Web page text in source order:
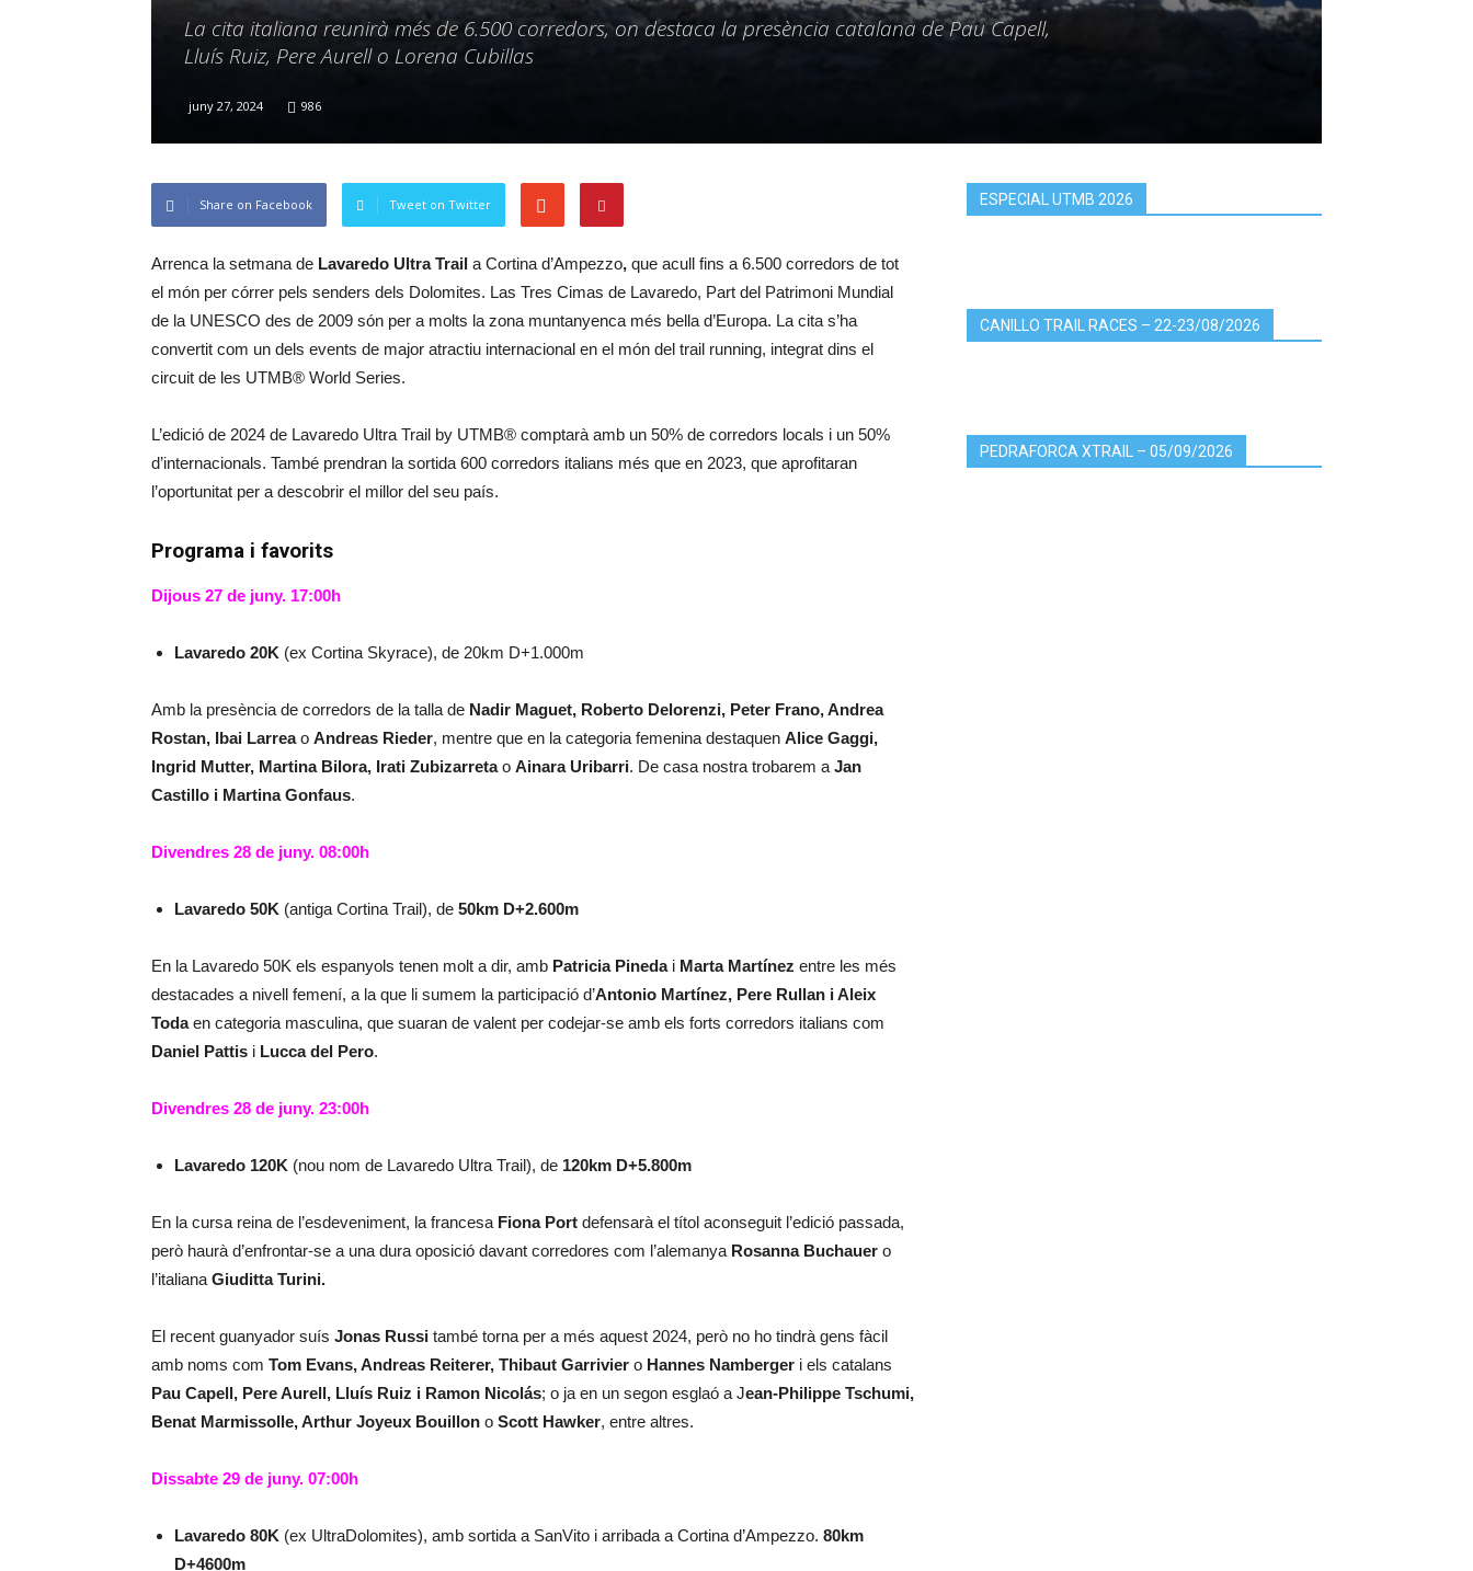
La cita italiana reunirà més de 6.500 corredors, on destaca la presència catalana de Pau Capell,
Lluís Ruiz, Pere Aurell o Lorena Cubillas
juny 27, 2024 986
Share on Facebook Tweet on Twitter
Arrenca la setmana de Lavaredo Ultra Trail a Cortina d’Ampezzo, que acull fins a 6.500 corredors de tot
el món per córrer pels senders dels Dolomites. Las Tres Cimas de Lavaredo, Part del Patrimoni Mundial
de la UNESCO des de 2009 són per a molts la zona muntanyenca més bella d’Europa. La cita s’ha
convertit com un dels events de major atractiu internacional en el món del trail running, integrat dins el
circuit de les UTMB® World Series.
L’edició de 2024 de Lavaredo Ultra Trail by UTMB® comptarà amb un 50% de corredors locals i un 50%
d’internacionals. També prendran la sortida 600 corredors italians més que en 2023, que aprofitaran
l’oportunitat per a descobrir el millor del seu país.
Programa i favorits
Dijous 27 de juny. 17:00h
Lavaredo 20K (ex Cortina Skyrace), de 20km D+1.000m
Amb la presència de corredors de la talla de Nadir Maguet, Roberto Delorenzi, Peter Frano, Andrea
Rostan, Ibai Larreao Andreas Rieder, mentre que en la categoria femenina destaquen Alice Gaggi,
Ingrid Mutter, Martina Bilora, Irati Zubizarretao Ainara Uribarri. De casa nostra trobarem a Jan
Castillo i Martina Gonfaus.
Divendres 28 de juny. 08:00h
Lavaredo 50K (antiga Cortina Trail), de 50km D+2.600m
En la Lavaredo 50K els espanyols tenen molt a dir, amb Patricia Pinedai Marta Martínez entre les més
destacades a nivell femení, a la que li sumem la participació d’Antonio Martínez, Pere Rullan i Aleix
Todaen categoria masculina, que suaran de valent per codejar-se amb els forts corredors italians com
Daniel Pattis i Lucca del Pero.
Divendres 28 de juny. 23:00h
Lavaredo 120K (nou nom de Lavaredo Ultra Trail), de 120km D+5.800m
En la cursa reina de l’esdeveniment, la francesa Fiona Port defensarà el títol aconseguit l’edició passada,
però haurà d’enfrontar-se a una dura oposició davant corredores com l’alemanya Rosanna Buchauer o
l’italiana Giuditta Turini.
El recent guanyador suís Jonas Russi també torna per a més aquest 2024, però no ho tindrà gens fàcil
amb noms com Tom Evans, Andreas Reiterer, Thibaut Garrivier o Hannes Namberger i els catalans
Pau Capell, Pere Aurell, Lluís Ruiz i Ramon Nicolás; o ja en un segon esglaó a Jean-Philippe Tschumi,
Benat Marmissolle, Arthur Joyeux Bouillon o Scott Hawker, entre altres.
Dissabte 29 de juny. 07:00h
Lavaredo 80K (ex UltraDolomites), amb sortida a SanVito i arribada a Cortina d’Ampezzo. 80km
D+4600m
ESPECIAL UTMB 2026
CANILLO TRAIL RACES – 22-23/08/2026
PEDRAFORCA XTRAIL – 05/09/2026